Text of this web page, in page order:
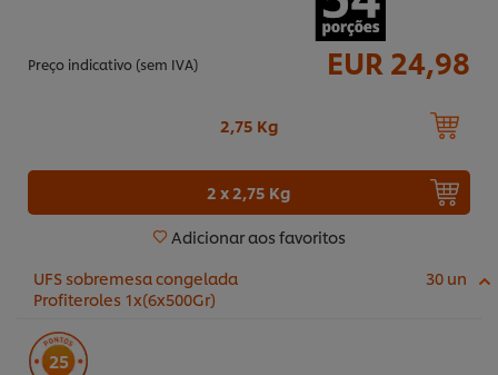
Preço indicativo (sem IVA) EUR 24,98
2,75 Kg
2 x 2,75 Kg
Adicionar aos favoritos
UFS sobremesa congelada
Profiteroles 1x(6x500Gr)
30 un
25